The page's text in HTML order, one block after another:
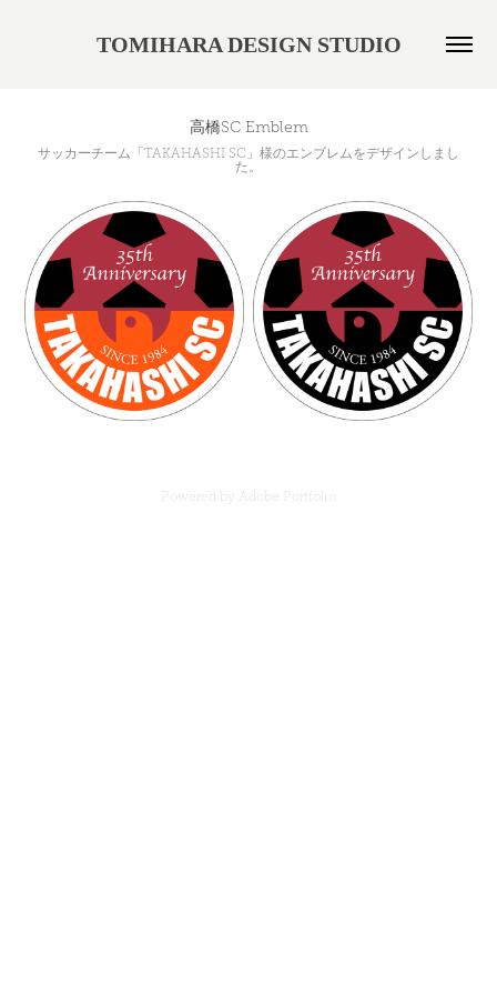
TOMIHARA DESIGN STUDIO
高橋SC Emblem
サッカーチーム「TAKAHASHI SC」様のエンブレムをデザインしまし
た。
Powered by Adobe Portfolio